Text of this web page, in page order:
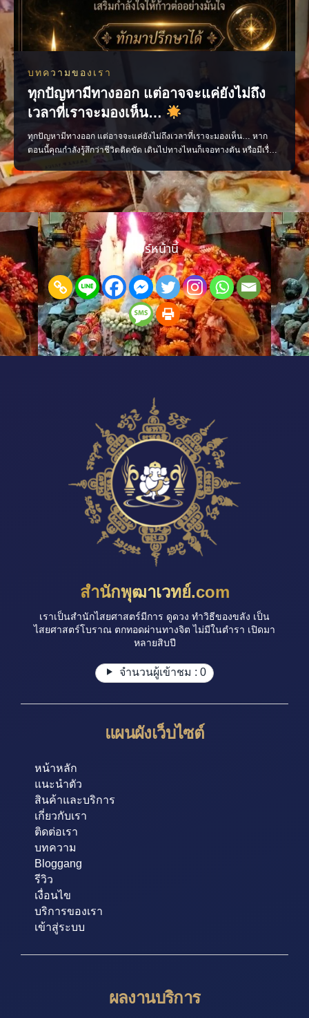
บทความของเรา
ทุกปัญหามีทางออก แต่อาจจะแค่ยังไม่ถึง
เวลาที่เราจะมองเห็น…
ทุกปัญหามีทางออก แต่อาจจะแค่ยังไม่ถึงเวลาที่เราจะมองเห็น… หาก
ตอนนี้คุณกำลังรู้สึกว่าชีวิตติดขัด เดินไปทางไหนก็เจอทางตัน หรือมีเรื่อง
สำคัญที่ต้องเลือก แต่ตัดสินใจไม่ถูกสักที อย่าเพิ่งหมดหวังนะครับ ลองเปิด
ใจให้คำทำนายช่วยชี้แนะแนวทาง เสริมกำลังใจ และเติมพลังบวก เพื่อให้
คุณพร้อมก้าวเดินต่อไปข้างห
แชร์หน้านี้
สำนักพุฒาเวทย์.com
เราเป็นสำนักไสยศาสตร์มีการ ดูดวง ทำวิธีของขลัง เป็น
ไสยศาสตร์โบราณ ตกทอดผ่านทางจิต ไม่มีในตำรา เปิดมา
หลายสิบปี
จำนวนผู้เข้าชม : 0
แผนผังเว็บไซต์
หน้าหลัก
แนะนำตัว
สินค้าและบริการ
เกี่ยวกับเรา
ติดต่อเรา
บทความ
Bloggang
รีวิว
เงื่อนไข
บริการของเรา
เข้าสู่ระบบ
ผลงานบริการ